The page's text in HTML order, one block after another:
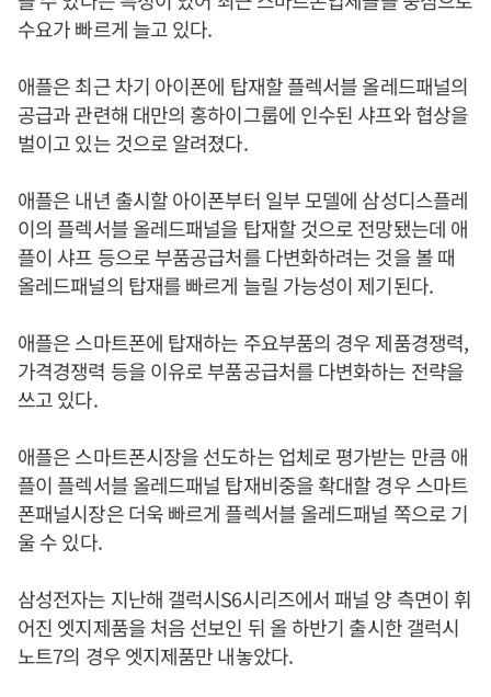
수요가 빠르게 늘고 있다.
애플은 최근 차기 아이폰에 탑재할 플렉서블 올레드패널의
공급과 관련해 대만의 홍하이그룹에 인수된 샤프와 협상을
벌이고 있는 것으로 알려졌다.
애플은 내년 출시할 아이폰부터 일부 모델에 삼성디스플레
이의 플렉서블 올레드패널을 탑재할 것으로 전망됐는데 애
플이 샤프 등으로 부품공급처를 다변화하려는 것을 볼 때
올레드패널의 탑재를 빠르게 늘릴 가능성이 제기된다.
애플은 스마트폰에 탑재하는 주요부품의 경우 제품경쟁력,
가격경쟁력 등을 이유로 부품공급처를 다변화하는 전략을
쓰고 있다.
애플은 스마트폰시장을 선도하는 업체로 평가받는 만큼 애
플이 플렉서블 올레드패널 탑재비중을 확대할 경우 스마트
폰패널시장은 더욱 빠르게 플렉서블 올레드패널 쪽으로 기
울 수 있다.
삼성전자는 지난해 갤럭시S6시리즈에서 패널 양 측면이 휘
어진 엣지제품을 처음 선보인 뒤 올 하반기 출시한 갤럭시
노트7의 경우 엣지제품만 내놓았다.